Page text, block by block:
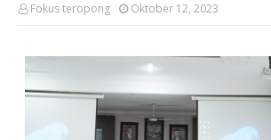
Fokus teropong Oktober 12, 2023